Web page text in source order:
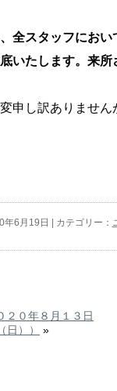
全スタッフにおい
いたします。来所
申し訳ありません
年6月19日 | カテゴリー：
２０年８月１３日
日））
»